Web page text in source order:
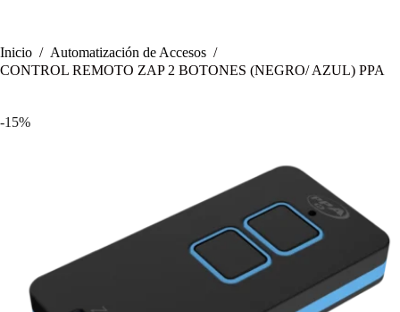
Inicio / Automatización de Accesos /
CONTROL REMOTO ZAP 2 BOTONES (NEGRO/ AZUL) PPA
-15%